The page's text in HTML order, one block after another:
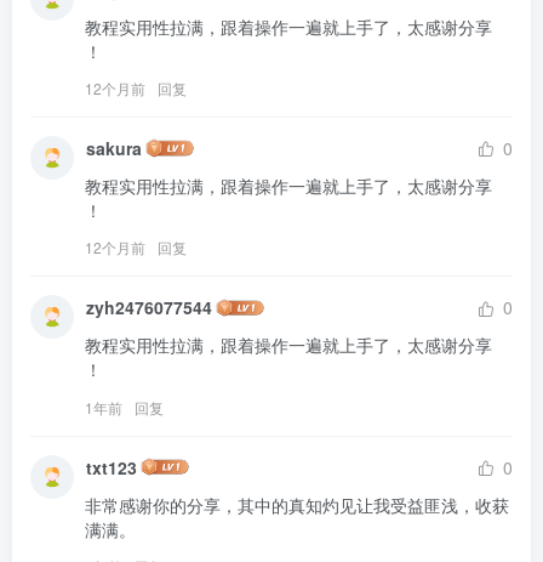
教程实用性拉满，跟着操作一遍就上手了，太感谢分享
！
12个月前 回复
sakura
0
教程实用性拉满，跟着操作一遍就上手了，太感谢分享
！
12个月前 回复
zyh2476077544
0
教程实用性拉满，跟着操作一遍就上手了，太感谢分享
！
1年前 回复
txt123
0
非常感谢你的分享，其中的真知灼见让我受益匪浅，收获
满满。